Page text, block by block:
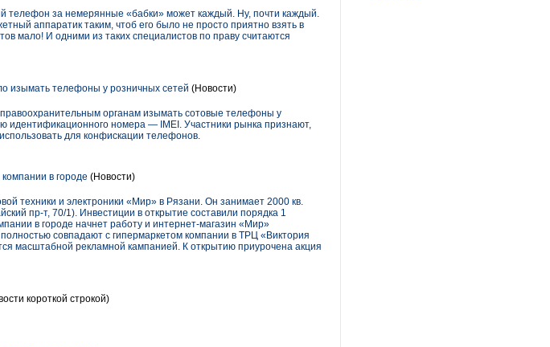
телефон за немерянные «бабки» может каждый. Ну, почти каждый.
аппаратик таким, чтоб его было не просто приятно взять в
мало! И одними из таких специалистов по праву считаются
изымать телефоны у розничных сетей (Новости)
органам изымать сотовые телефоны у
идентификационного номера — IMEI. Участники рынка признают,
для конфискации телефонов.
в городе (Новости)
техники и электроники «Мир» в Рязани. Он занимает 2000 кв.
пр-т, 70/1). Инвестиции в открытие составили порядка 1
в городе начнет работу и интернет-магазин «Мир»
совпадают с гипермаркетом компании в ТРЦ «Виктория
масштабной рекламной кампанией. К открытию приурочена акция
короткой строкой)